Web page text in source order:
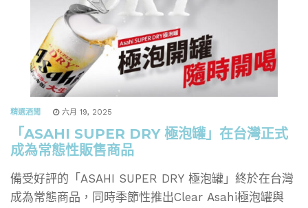
精選酒聞 六月 19, 2025
「ASAHI SUPER DRY 極泡罐」在台灣正式
成為常態性販售商品
備受好評的「ASAHI SUPER DRY 極泡罐」終於在台灣
成為常態商品，同時季節性推出Clear Asahi極泡罐與